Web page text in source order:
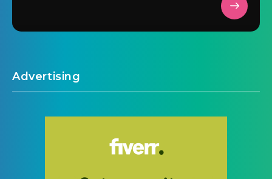
Advertising